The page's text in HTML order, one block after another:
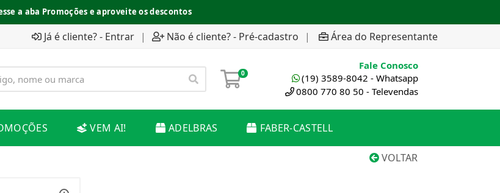
a aba Promoções e aproveite os descontos
Já é cliente? - Entrar | Não é cliente? - Pré-cadastro | Área do Representante
0
Fale Conosco
(19) 3589-8042 - Whatsapp
0800 770 80 50 - Televendas
VEM AI! ADELBRAS FABER-CASTELL
VOLTAR